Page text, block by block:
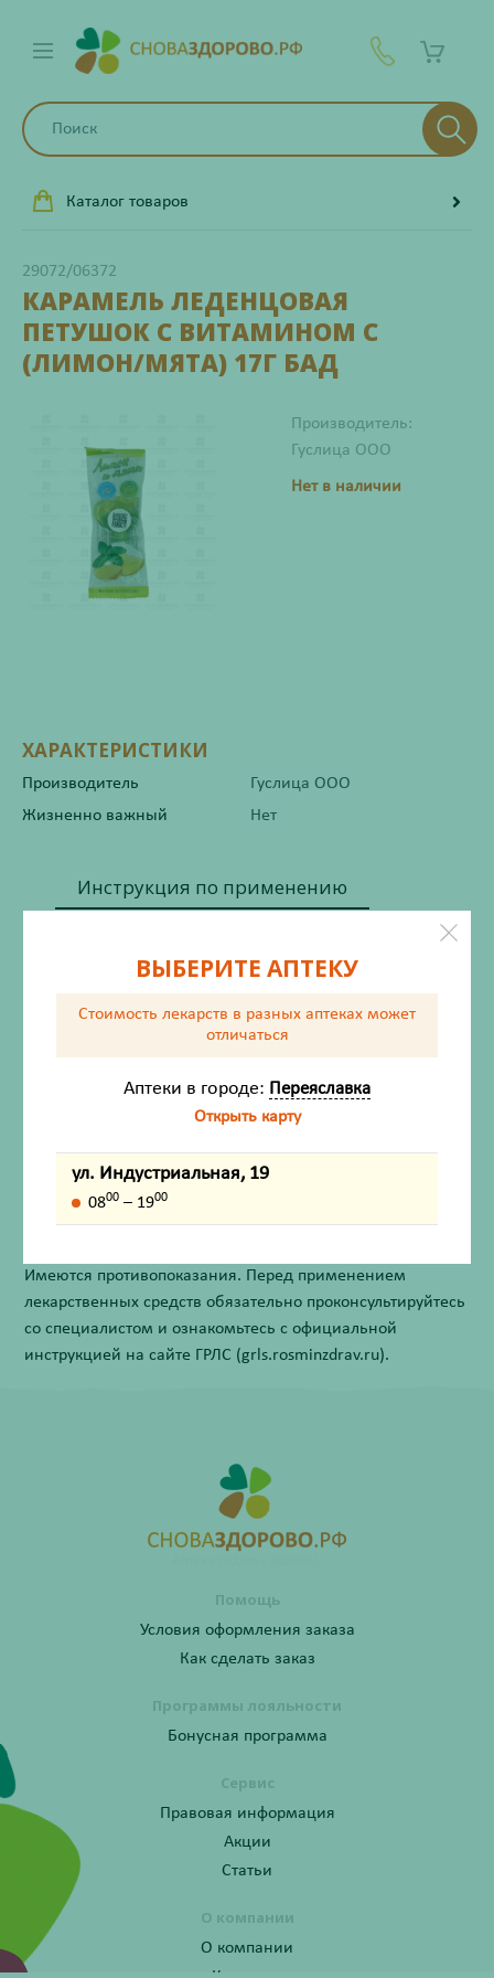
Каталог товаров
29072/06372
КАРАМЕЛЬ ЛЕДЕНЦОВАЯ
ПЕТУШОК С ВИТАМИНОМ С
(ЛИМОН/МЯТА) 17Г БАД
Производитель:
Гуслица ООО
Нет в наличии
ХАРАКТЕРИСТИКИ
Производитель
Гуслица ООО
Жизненно важный
Нет
Инструкция по применению
Противопоказания
Внешний вид товара, упаковки, может отличаться от
Имеются противопоказания. Перед применением
лекарственных средств обязательно проконсультируйтесь
со специалистом и ознакомьтесь с официальной
инструкцией на сайте ГРЛС (grls.rosminzdrav.ru).
Помощь
Условия оформления заказа
Как сделать заказ
Программы лояльности
Бонусная программа
Сервис
Правовая информация
Акции
Статьи
О компании
О компании
ВЫБЕРИТЕ АПТЕКУ
Стоимость лекарств в разных аптеках может
отличаться
Аптеки в городе: Переяславка
Открыть карту
ул. Индустриальная, 19
0800 – 1900